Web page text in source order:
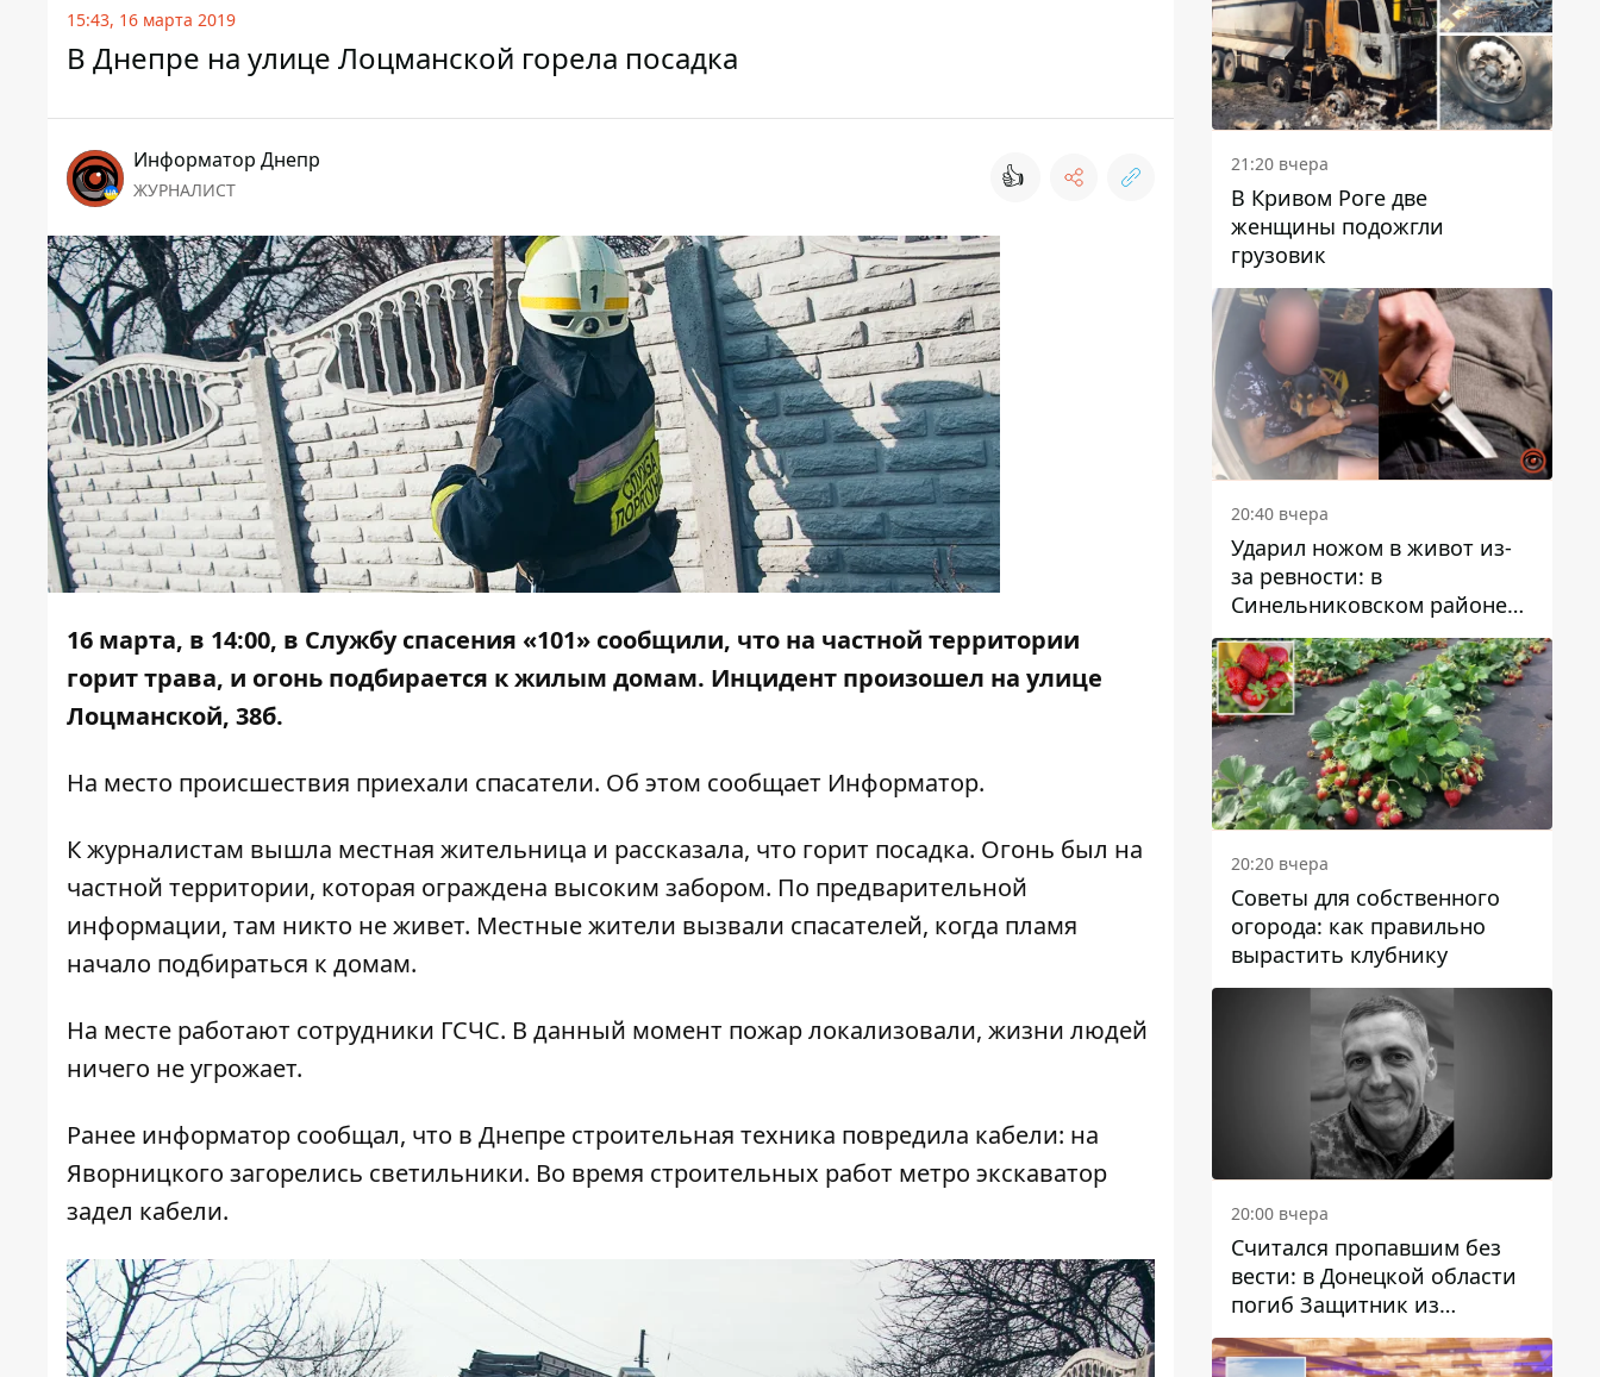
15:43, 16 марта 2019
В Днепре на улице Лоцманской горела посадка
Информатор Днепр
ЖУРНАЛИСТ 👍
16 марта, в 14:00, в Службу спасения «101» сообщили, что на частной территории
горит трава, и огонь подбирается к жилым домам. Инцидент произошел на улице
Лоцманской, 38б.
На место происшествия приехали спасатели. Об этом сообщает Информатор.
К журналистам вышла местная жительница и рассказала, что горит посадка. Огонь был на
частной территории, которая ограждена высоким забором. По предварительной
информации, там никто не живет. Местные жители вызвали спасателей, когда пламя
начало подбираться к домам.
На месте работают сотрудники ГСЧС. В данный момент пожар локализовали, жизни людей
ничего не угрожает.
Ранее информатор сообщал, что в Днепре строительная техника повредила кабели: на
Яворницкого загорелись светильники. Во время строительных работ метро экскаватор
задел кабели.
21:20 вчера
В Кривом Роге две
женщины подожгли
грузовик
20:40 вчера
Ударил ножом в живот из-
за ревности: в
Синельниковском районе
задержали 49-летнего
мужчину за убийство
20:20 вчера
Советы для собственного
огорода: как правильно
вырастить клубнику
20:00 вчера
Считался пропавшим без
вести: в Донецкой области
погиб Защитник из
Каменского Антон
Красовский